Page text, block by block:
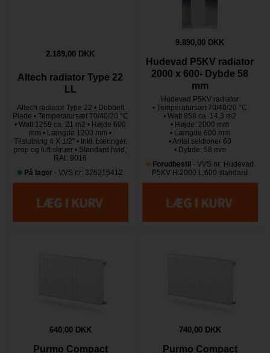
2.189,00 DKK
Altech radiator Type 22
LL
Altech radiator Type 22 • Dobbelt
Plade • Temperatursæt 70/40/20 °C
• Watt 1259 ca. 21 m2 • Højde 600
mm • Længde 1200 mm •
Tilslutning 4 X 1/2" • Inkl. bæringer,
prop og luft skruer • Standard hvid,
RAL 9016
På lager - VVS nr: 326216412
9.890,00 DKK
Hudevad P5KV radiator
2000 x 600- Dybde 58
mm
Hudevad P5KV radiator
• Temperatursæt 70/40/20 °C
• Watt 858 ca. 14,3 m2
• Højde: 2000 mm
• Længde 600 mm
• Antal sektioner 60
• Dybde: 58 mm
Forudbestil - VVS nr: Hudevad
P5KV H:2000 L:600 standard
640,00 DKK
Purmo Compact
740,00 DKK
Purmo Compact